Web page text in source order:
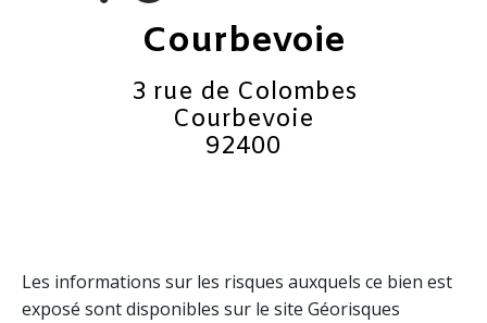
Courbevoie
3 rue de Colombes
Courbevoie
92400
Les informations sur les risques auxquels ce bien est
exposé sont disponibles sur le site Géorisques